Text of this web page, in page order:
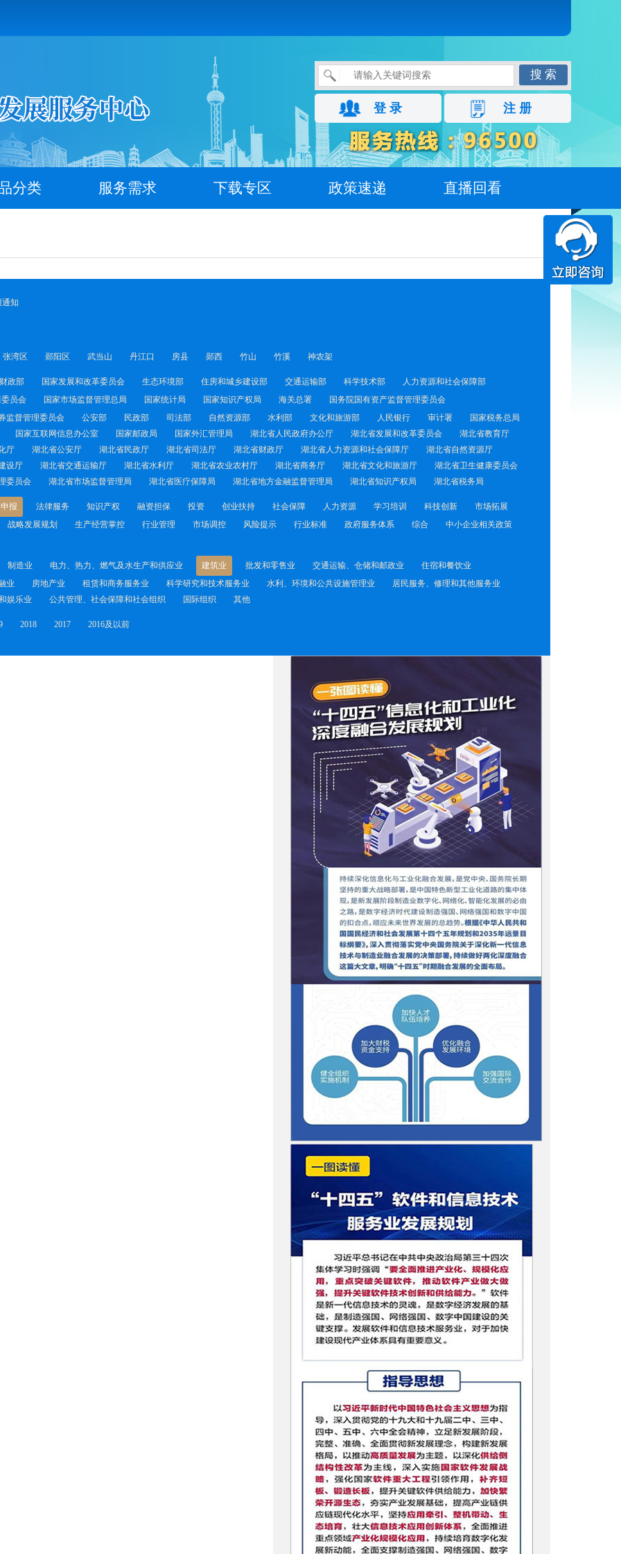
搜 索
登 录 注 册
分类 服务需求 下载专区 政策速递 直播回看
通知
张湾区 郧阳区 武当山 丹江口 房县 郧西 竹山 竹溪 神农架
财政部 国家发展和改革委员会 生态环境部 住房和城乡建设部 交通运输部 科学技术部
人力资源和社会保障部
员会 国家市场监督管理总局 国家统计局 国家知识产权局 海关总署
国务院国有资产监督管理委员会
监督管理委员会 公安部 民政部 司法部 自然资源部 水利部 文化和旅游部 人民银行 审计署
国家税务总局
国家互联网信息办公室 国家邮政局 国家外汇管理局 湖北省人民政府办公厅 湖北省发展和改革委员会
湖北省教育厅
厅 湖北省公安厅 湖北省民政厅 湖北省司法厅 湖北省财政厅 湖北省人力资源和社会保障厅
湖北省自然资源厅
设厅 湖北省交通运输厅 湖北省水利厅 湖北省农业农村厅 湖北省商务厅 湖北省文化和旅游厅
湖北省卫生健康委员会
委员会 湖北省市场监督管理局 湖北省医疗保障局 湖北省地方金融监督管理局 湖北省知识产权局 湖北省税务局
报 法律服务 知识产权 融资担保 投资 创业扶持 社会保障 人力资源 学习培训 科技创新
市场拓展
战略发展规划 生产经营掌控 行业管理 市场调控 风险提示 行业标准 政府服务体系 综合
中小企业相关政策
制造业 电力、热力、燃气及水生产和供应业 建筑业 批发和零售业 交通运输、仓储和邮政业
住宿和餐饮业
业 房地产业 租赁和商务服务业 科学研究和技术服务业 水利、环境和公共设施管理业
居民服务、修理和其他服务业
娱乐业 公共管理、社会保障和社会组织 国际组织 其他
2018 2017 2016及以前